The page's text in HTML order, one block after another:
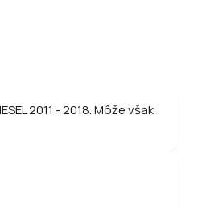
2011 - 2018. Môže však